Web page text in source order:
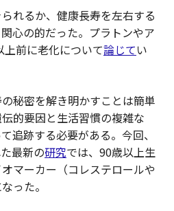
れるか、健康長寿を左右する
心の的だった。プラトンやア
前に老化について論じてい
秘密を解き明かすことは簡単
的要因と生活習慣の複雑な
追跡する必要がある。今回、
最新の研究では、90歳以上生
マーカー（コレステロールや
った。